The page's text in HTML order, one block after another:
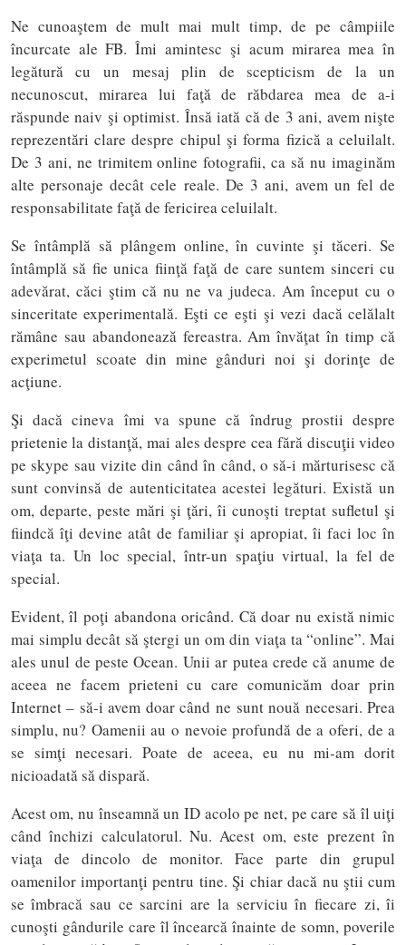
Ne cunoaştem de mult mai mult timp, de pe câmpiile
încurcate ale FB. Îmi amintesc şi acum mirarea mea în
legătură cu un mesaj plin de scepticism de la un
necunoscut, mirarea lui faţă de răbdarea mea de a-i
răspunde naiv şi optimist. Însă iată că de 3 ani, avem nişte
reprezentări clare despre chipul şi forma fizică a celuilalt.
De 3 ani, ne trimitem online fotografii, ca să nu imaginăm
alte personaje decât cele reale. De 3 ani, avem un fel de
responsabilitate faţă de fericirea celuilalt.
Se întâmplă să plângem online, în cuvinte şi tăceri. Se
întâmplă să fie unica fiinţă faţă de care suntem sinceri cu
adevărat, căci ştim că nu ne va judeca. Am început cu o
sinceritate experimentală. Eşti ce eşti şi vezi dacă celălalt
rămâne sau abandonează fereastra. Am învăţat în timp că
experimetul scoate din mine gânduri noi şi dorinţe de
acţiune.
Şi dacă cineva îmi va spune că îndrug prostii despre
prietenie la distanţă, mai ales despre cea fără discuţii video
pe skype sau vizite din când în când, o să-i mărturisesc că
sunt convinsă de autenticitatea acestei legături. Există un
om, departe, peste mări şi ţări, îi cunoşti treptat sufletul şi
fiindcă îţi devine atât de familiar şi apropiat, îi faci loc în
viaţa ta. Un loc special, într-un spaţiu virtual, la fel de
special.
Evident, îl poţi abandona oricând. Că doar nu există nimic
mai simplu decât să ştergi un om din viaţa ta “online”. Mai
ales unul de peste Ocean. Unii ar putea crede că anume de
aceea ne facem prieteni cu care comunicăm doar prin
Internet – să-i avem doar când ne sunt nouă necesari. Prea
simplu, nu? Oamenii au o nevoie profundă de a oferi, de a
se simţi necesari. Poate de aceea, eu nu mi-am dorit
nicioadată să dispară.
Acest om, nu înseamnă un ID acolo pe net, pe care să îl uiţi
când închizi calculatorul. Nu. Acest om, este prezent în
viaţa de dincolo de monitor. Face parte din grupul
oamenilor importanţi pentru tine. Şi chiar dacă nu ştii cum
se îmbracă sau ce sarcini are la serviciu în fiecare zi, îi
cunoşti gândurile care îl încearcă înainte de somn, poverile